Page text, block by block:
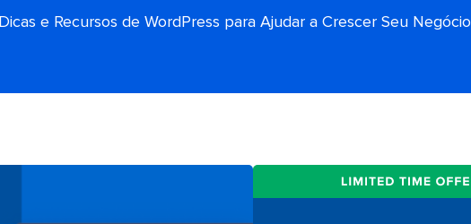
e Recursos de WordPress para Ajudar a Crescer Seu Negócio